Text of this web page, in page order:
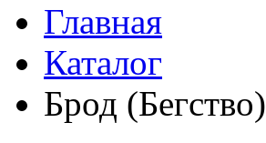
Главная
Каталог
Брод (Бегство)